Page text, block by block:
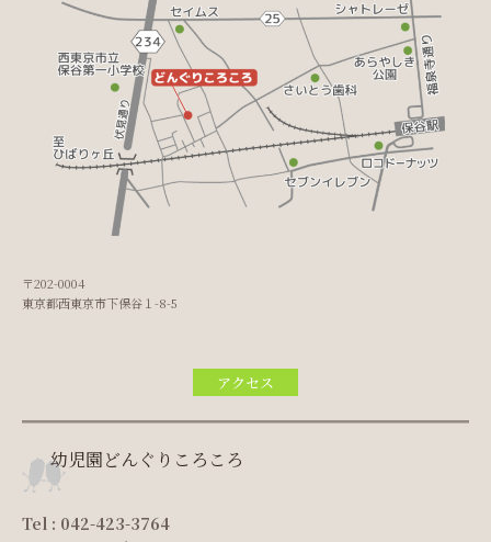
〒202-0004
東京都西東京市下保谷１-8-5
アクセス
幼児園どんぐりころころ
Tel : 042-423-3764